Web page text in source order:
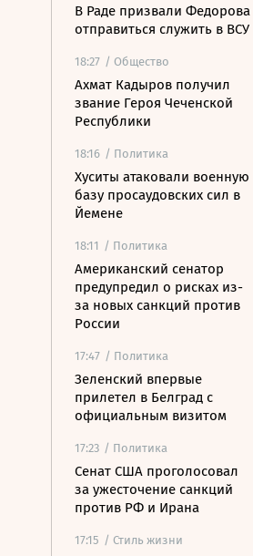
В Раде призвали Федорова
отправиться служить в ВСУ
18:27 / Общество
Ахмат Кадыров получил
звание Героя Чеченской
Республики
18:16 / Политика
Хуситы атаковали военную
базу просаудовских сил в
Йемене
18:11 / Политика
Американский сенатор
предупредил о рисках из-
за новых санкций против
России
17:47 / Политика
Зеленский впервые
прилетел в Белград с
официальным визитом
17:23 / Политика
Сенат США проголосовал
за ужесточение санкций
против РФ и Ирана
17:15 / Стиль жизни